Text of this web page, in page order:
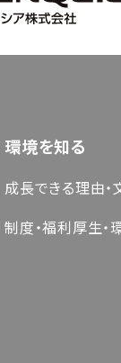
環境を知る
成長できる理由・
制度・福利厚生・